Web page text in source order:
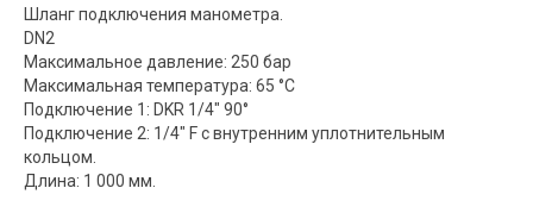
Шланг подключения манометра.
DN2
Максимальное давление: 250 бар
Максимальная температура: 65 °C
Подключение 1: DKR 1/4" 90°
Подключение 2: 1/4" F с внутренним уплотнительным
кольцом.
Длина: 1 000 мм.